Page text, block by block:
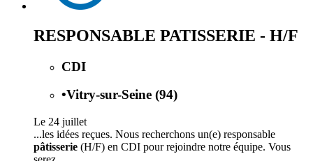
RESPONSABLE PATISSERIE - H/F
CDI
•Vitry-sur-Seine (94)
Le 24 juillet
...les idées reçues. Nous recherchons un(e) responsable
pâtisserie (H/F) en CDI pour rejoindre notre équipe. Vous